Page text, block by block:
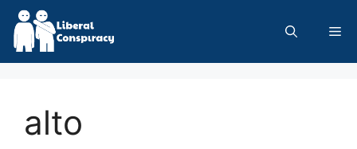
Skip
content
alto